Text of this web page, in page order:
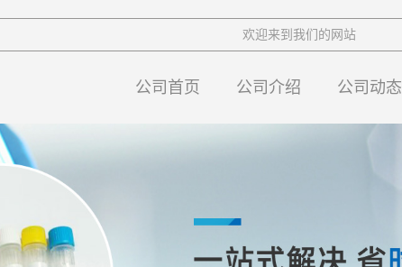
欢迎来到我们的网站
公司首页 公司介绍 公司动态